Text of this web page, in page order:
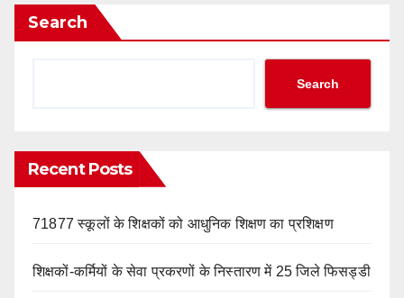
Search
Search
Recent Posts
71877 स्कूलों के शिक्षकों को आधुनिक शिक्षण का प्रशिक्षण
शिक्षकों-कर्मियों के सेवा प्रकरणों के निस्तारण में 25 जिले फिसड्डी